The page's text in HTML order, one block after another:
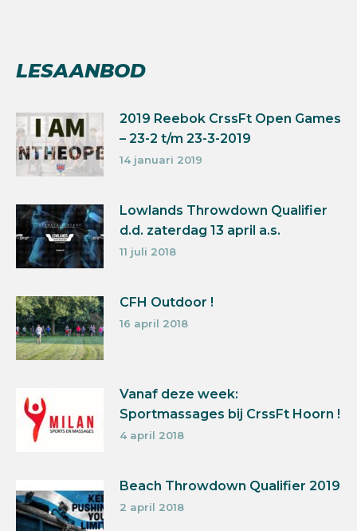
LESAANBOD
2019 Reebok CrssFt Open Games
– 23-2 t/m 23-3-2019
14 januari 2019
Lowlands Throwdown Qualifier
d.d. zaterdag 13 april a.s.
11 juli 2018
CFH Outdoor !
16 april 2018
Vanaf deze week:
Sportmassages bij CrssFt Hoorn !
4 april 2018
Beach Throwdown Qualifier 2019
2 april 2018